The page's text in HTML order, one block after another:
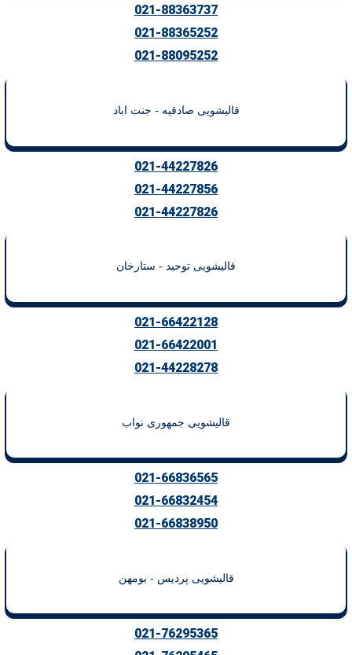
021-88363737
021-88365252
021-88095252
قالیشویی صادقیه - جنت اباد
021-44227826
021-44227856
021-44227826
قالیشویی توحید - ستارخان
021-66422128
021-66422001
021-44228278
قالیشویی جمهوری نواب
021-66836565
021-66832454
021-66838950
قالیشویی پردیس - بومهن
021-76295365